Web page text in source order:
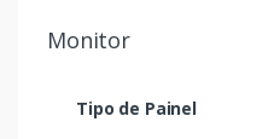
Monitor
Tipo de Painel